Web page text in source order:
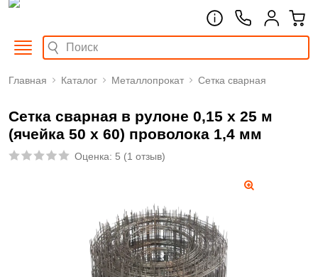
Главная Каталог Металлопрокат Сетка сварная
Сетка сварная в рулоне 0,15 х 25 м
(ячейка 50 х 60) проволока 1,4 мм
Оценка: 5 (1 отзыв)